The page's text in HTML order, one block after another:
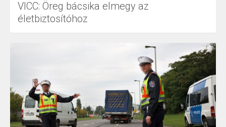
VICC: Öreg bácsika elmegy az
életbiztosítóhoz